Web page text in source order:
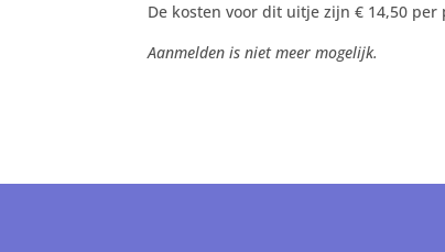
De kosten voor dit uitje zijn € 14,50
Aanmelden is niet meer mogelijk.